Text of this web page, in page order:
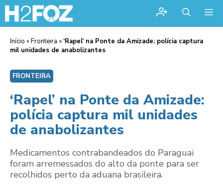
Início »Fronteira » ‘Rapel’ na Ponte da Amizade: polícia captura
mil unidades de anabolizantes
FRONTEIRA
‘Rapel’ na Ponte da Amizade:
polícia captura mil unidades
de anabolizantes
Medicamentos contrabandeados do Paraguai
foram arremessados do alto da ponte para ser
recolhidos perto da aduana brasileira.